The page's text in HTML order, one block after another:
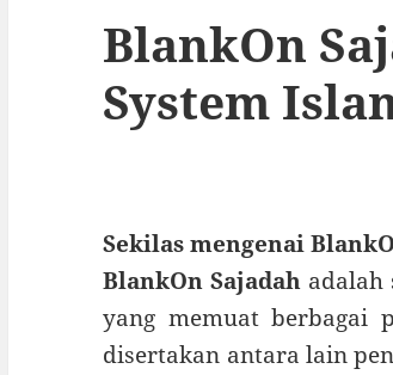
BlankOn
System
Sekilas mengenai
BlankOn Sajadah adalah
yang memuat berbagai
disertakan antara lain